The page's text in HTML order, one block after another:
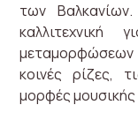
των
κοινές ρίζες,
μορφές